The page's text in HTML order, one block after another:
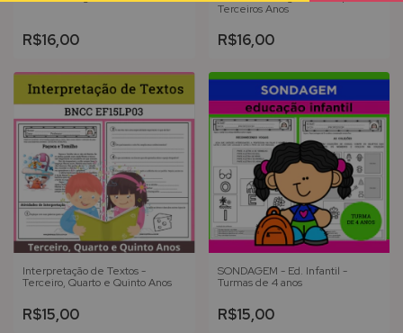
R$16,00
Terceiros Anos
R$16,00
Interpretação de Textos -
Terceiro, Quarto e Quinto Anos
R$15,00
SONDAGEM - Ed. Infantil -
Turmas de 4 anos
R$15,00